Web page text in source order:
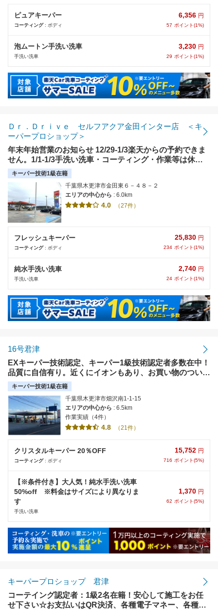
ピュアキーパー
コーティング: ボディ
6,356 円
57 ポイント(1%)
泡ムートン手洗い洗車
手洗い洗車
3,230 円
29 ポイント(1%)
Ｄｒ．Ｄｒｉｖｅ セルフアクア金田インター店 ＜キ
ーパープロショップ＞
年末年始営業のお知らせ 12/29-1/3楽天からの予約できま
せん。1/1-1/3手洗い洗車・コーティング・作業等は休業
です。給油、ドライブスルーは通常通りです。
キーパー技術1級在籍
千葉県木更津市金田東６－４８－２
エリアの中心から : 6.0km
4.0 （27件）
フレッシュキーパー
コーティング: ボディ
25,830 円
234 ポイント(1%)
純水手洗い洗車
手洗い洗車
2,740 円
24 ポイント(1%)
16号君津
EXキーパー技術認定、キーパー1級技術認定者多数在中！
品質に自信有り。近くにイオンもあり、お買い物のついで
にお立ち寄り頂けます(^^)【使えます】楽天カード、楽天
ペイ、各種電子マネー、各種クレジット
キーパー技術1級在籍
千葉県木更津市畑沢南1-1-15
エリアの中心から : 6.5km
作業実績（4件）
4.8 （21件）
クリスタルキーパー 20％OFF
コーティング: ボディ
15,752 円
716 ポイント(5%)
【※条件付き】大人気！純水手洗い洗車
50%off ※料金はサイズにより異なりま
す
手洗い洗車
1,370 円
62 ポイント(5%)
キーパープロショップ 君津
コーテイング認定者：1級2名在籍！安心して施工をお任
せ下さい☆お支払いはQR決済、各種電子マネー、各種ク